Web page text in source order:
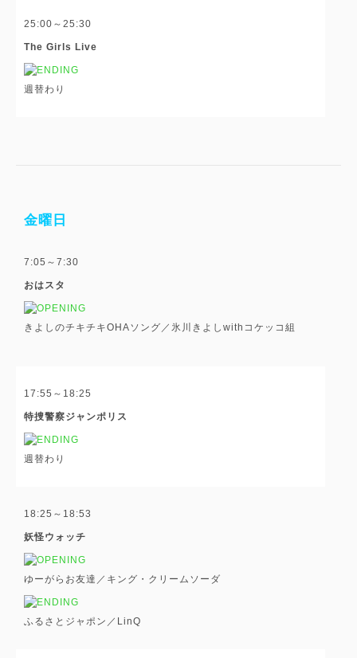
25:00～25:30
The Girls Live
週替わり
金曜日
7:05～7:30
おはスタ
きよしのチキチキOHAソング／氷川きよしwithコケッコ組
17:55～18:25
特捜警察ジャンポリス
週替わり
18:25～18:53
妖怪ウォッチ
ゆーがらお友達／キング・クリームソーダ
ふるさとジャポン／LinQ